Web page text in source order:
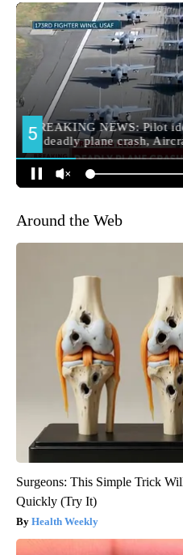
Around the Web
Surgeons: This Simple Trick
Quickly (Try It)
Health Weekly